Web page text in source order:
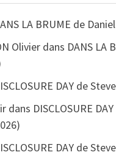
LA BRUME de
Olivierdans DANS LA
DAY de
dans DISCLOSURE
DAY de